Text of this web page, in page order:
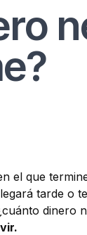
el que
tarde o
dinero